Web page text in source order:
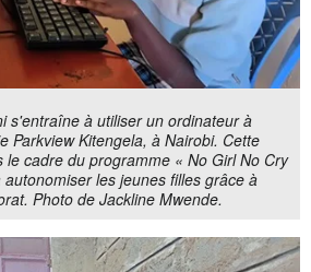
s'entraîne à utiliser un ordinateur à
Parkview Kitengela, à Nairobi. Cette
le cadre du programme « No Girl No Cry
les jeunes filles grâce à
Photo de Jackline Mwende.